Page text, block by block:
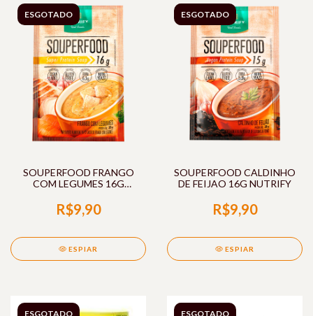
ESGOTADO
SOUPERFOOD FRANGO
COM LEGUMES 16G
R$9,90
ESPIAR
ESGOTADO
SOUPERFOOD CALDINHO
DE FEIJAO 16G NUTRIFY
R$9,90
ESPIAR
ESGOTADO ESGOTADO